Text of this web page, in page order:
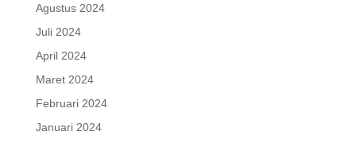
Agustus 2024
Juli 2024
April 2024
Maret 2024
Februari 2024
Januari 2024